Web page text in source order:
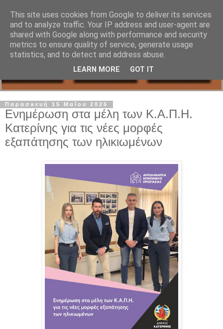
Παρασκευή 15 Μαΐου 2026
Ενημέρωση στα μέλη των Κ.Α.Π.Η.
Κατερίνης για τις νέες μορφές
εξαπάτησης των ηλικιωμένων
This site uses cookies from Google to deliver its services
and to analyze traffic. Your IP address and user-agent are
shared with Google along with performance and security
metrics to ensure quality of service, generate usage
statistics, and to detect and address abuse.
LEARN MORE GOT IT